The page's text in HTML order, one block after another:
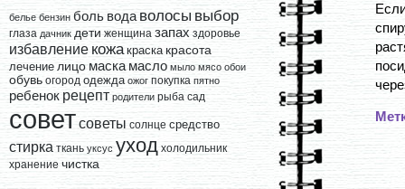
белье бензин боль вода волосы выбор
глаза дачник дети женщина запах здоровье
избавление кожа краска красота
лечение лицо маска масло мыло мясо обои
обувь огород одежда ожог покупка пятно
ребенок рецепт родители рыба сад
советсоветы солнце средство
стирка ткань уксус уход холодильник
хранение чистка